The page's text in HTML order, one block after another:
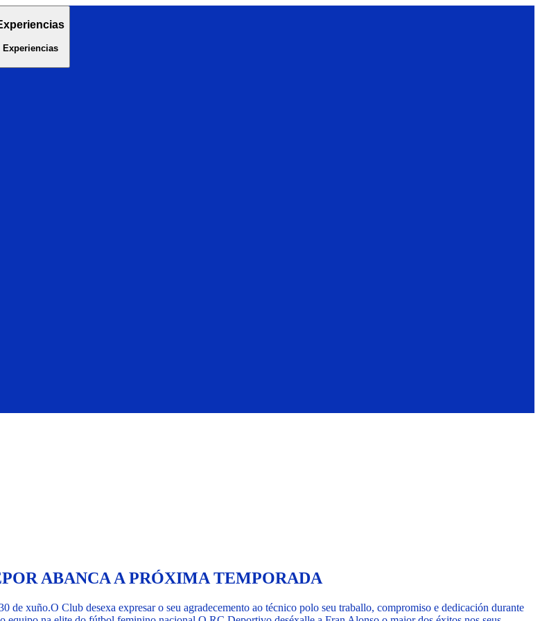
Experiencias
ABANCA A PRÓXIMA TEMPORADA
de xuño.O Club desexa expresar o seu agradecemento ao técnico polo seu traballo, compromiso e dedicación durante